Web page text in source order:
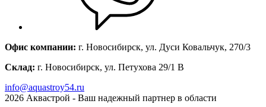
Офис компании: г. Новосибирск, ул. Дуси Ковальчук, 270/3
Склад: г. Новосибирск, ул. Петухова 29/1 В
info@aquastroy54.ru
2026 Аквастрой - Ваш надежный партнер в области